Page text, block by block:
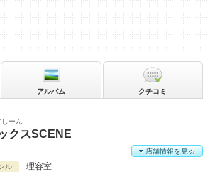
ーん
クスSCENE
ル 理容室
店舗情報を見る
アルバム クチコミ